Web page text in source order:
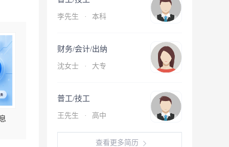
李先生 · 本科
财务/会计/出纳
沈女士 · 大专
普工/技工
王先生 · 高中
查看更多简历